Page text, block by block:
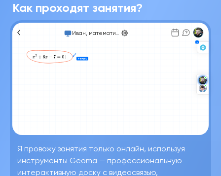
Как проходят занятия?
Иван, математика
Я провожу занятия только онлайн, используя
инструменты Geoma — профессиональную
интерактивную доску с видеосвязью,